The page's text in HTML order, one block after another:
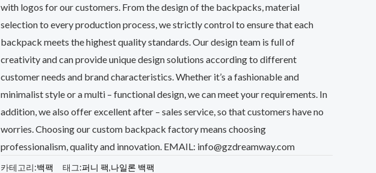
with logos for our customers. From the design of the backpacks, material
selection to every production process, we strictly control to ensure that each
backpack meets the highest quality standards. Our design team is full of
creativity and can provide unique design solutions according to different
customer needs and brand characteristics. Whether it’s a fashionable and
minimalist style or a multi – functional design, we can meet your requirements. In
addition, we also offer excellent after – sales service, so that customers have no
worries. Choosing our custom backpack factory means choosing
professionalism, quality and innovation. EMAIL: info@gzdreamway.com
카테고리:백팩 태그:퍼니 팩,나일론 백팩